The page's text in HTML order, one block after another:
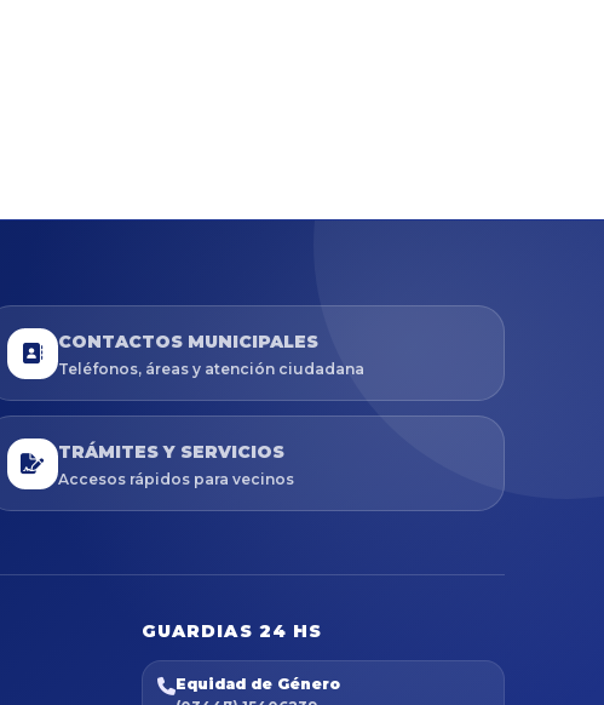
CONTACTOS MUNICIPALES
Teléfonos, áreas y atención ciudadana
TRÁMITES Y SERVICIOS
Accesos rápidos para vecinos
GUARDIAS 24 HS
Equidad de Género